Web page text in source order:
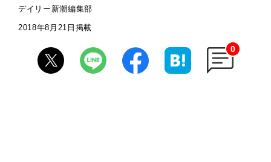
デイリー新潮編集部
2018年8月21日掲載
0